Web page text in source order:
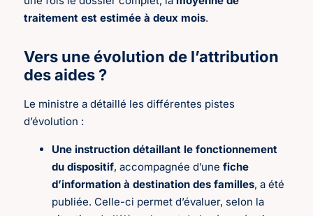
traitement est estimée à deux mois.
Vers une évolution de l’attribution
des aides ?
Le ministre a détaillé les différentes pistes
d’évolution :
Une instruction détaillant le fonctionnement
du dispositif, accompagnée d’unefiche
d’information à destination des familles, a été
publiée. Celle-ci permet d’évaluer, selon la